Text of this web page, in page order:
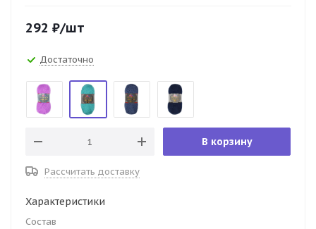
292 ₽/шт
Достаточно
В корзину
Рассчитать доставку
Характеристики
Состав